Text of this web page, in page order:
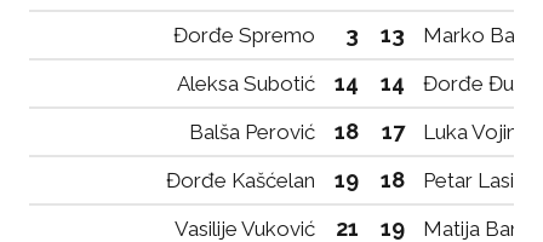
Đorđe Spremo
3 13
Marko
Aleksa Subotić
14 14
Đorđe
Balša Perović
18 17
Luka
Đorđe Kašćelan
19 18
Petar Lasica
Vasilije Vuković
21 19
Matija